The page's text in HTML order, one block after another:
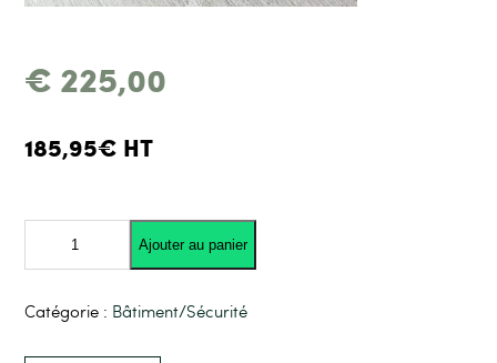
€ 225,00
185,95€ HT
quantité
150/150
vert
Ajouter au panier
Catégorie : Bâtiment/Sécurité